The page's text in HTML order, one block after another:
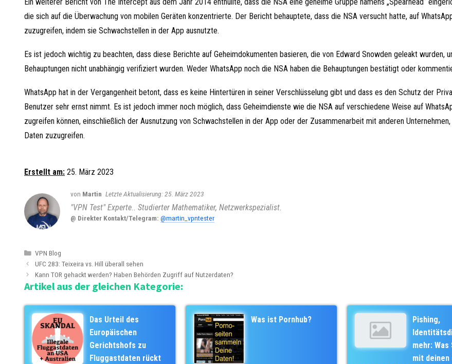
die sich auf die Überwachung von mobilen Geräten konzentrierte. Der Bericht behauptete, dass die NSA versucht hatte, auf
zuzugreifen, indem sie Schwachstellen in der App ausnutzte.
Es ist jedoch wichtig zu beachten, dass diese Berichte auf Geheimdokumenten basieren, die von Edward Snowden geleakt wurden,
Behauptungen nicht unabhängig verifiziert wurden. Weder WhatsApp noch die NSA haben die Behauptungen bestätigt oder
WhatsApp hat in der Vergangenheit betont, dass es keine Hintertüren in seiner Verschlüsselung gibt und dass es den Schutz der
Benutzer sehr ernst nimmt. Es ist jedoch immer noch möglich, dass Geheimdienste wie die NSA auf verschiedene Weise auf
zugreifen können, einschließlich der Ausnutzung von Schwachstellen in der App oder der Zusammenarbeit mit anderen
Daten zuzugreifen.
Erstellt am: 25. März 2023
von Martin 25. März 2023
"VPN Test" Experte.. Studierter Mathematiker, Netzwerkspezialist.
@ Direkter Kontakt/Telegram: @martin_vpntester
K
a
t
e
o
i
n
VPN Blog
B
e
i
r
UFC 283: Teixeira vs. Hill überall sehen
Kann TOR gehackt werden? Haben Behörden Zugriff auf Nutzerdaten?
Artikel aus der gleichen Kategorie:
Das Urteil des
Europäischen
Gerichtshofs zu
Fluggastdaten rückt
Was ist Pornhub?
Pishing,
mehr: Was
mit